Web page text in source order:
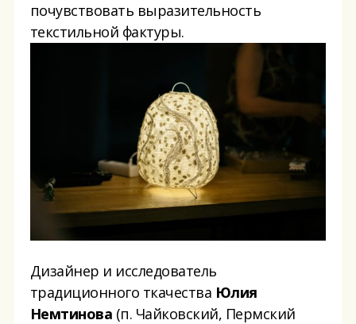
почувствовать выразительность
текстильной фактуры.
Дизайнер и исследователь
традиционного ткачества Юлия
Немтинова (п. Чайковский, Пермский